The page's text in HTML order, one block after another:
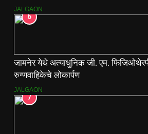
JALGAON
6
जामनेर येथे अत्याधुनिक जी. एम.
रुग्णवाहिकेचे लोकार्पण
JALGAON
7